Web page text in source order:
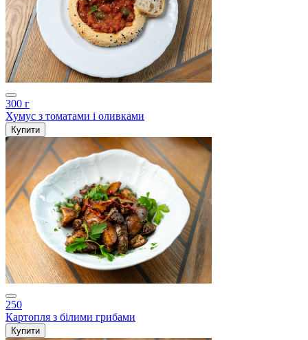
300 г
Хумус з томатами і оливками
Купити
250
Картопля з білими грибами
Купити